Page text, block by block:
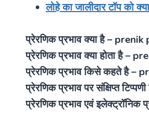
लोहे का जालीदार टॉप को
प्रेरणिक प्रभाव क्या है –
प्रेरणिक प्रभाव क्या होता है –
प्रेरणिक प्रभाव किसे कहते है –
प्रेरणिक प्रभाव पर संक्षिप्त
प्रेरणिक प्रभाव एवं